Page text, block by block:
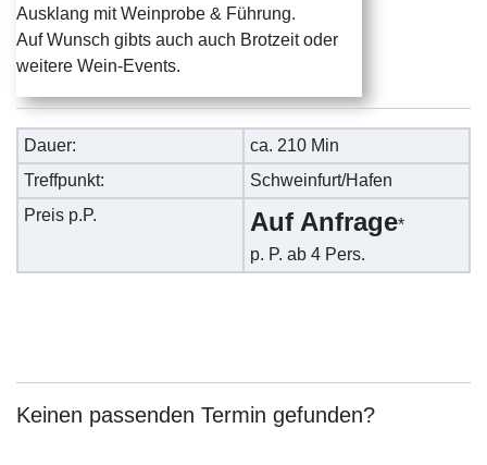
Ausklang mit Weinprobe & Führung.
Auf Wunsch gibts auch auch Brotzeit oder
weitere Wein-Events.
Dauer:
ca. 210 Min
Treffpunkt:
Schweinfurt/Hafen
Preis p.P.
Auf Anfrage*
p. P. ab 4 Pers.
Keinen passenden Termin gefunden?